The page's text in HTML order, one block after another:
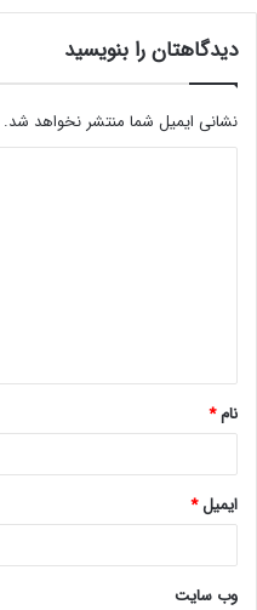
دیدگاهتان را بنویسید
نشانی ایمیل شما منتشر نخواهد شد.
نام*
ایمیل*
وب‌ سایت